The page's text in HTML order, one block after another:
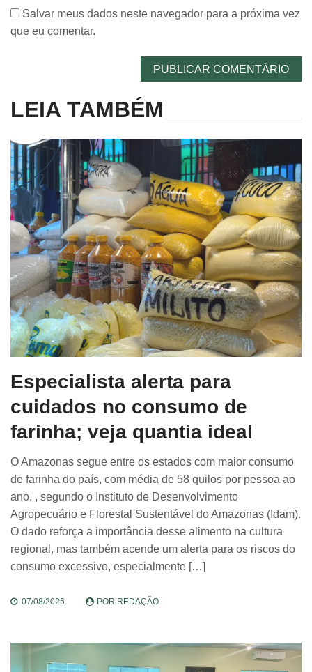
Salvar meus dados neste navegador para a próxima vez
que eu comentar.
LEIA TAMBÉM
Especialista alerta para
cuidados no consumo de
farinha; veja quantia ideal
O Amazonas segue entre os estados com maior consumo
de farinha do país, com média de 58 quilos por pessoa ao
ano, , segundo o Instituto de Desenvolvimento
Agropecuário e Florestal Sustentável do Amazonas (Idam).
O dado reforça a importância desse alimento na cultura
regional, mas também acende um alerta para os riscos do
consumo excessivo, especialmente […]
07/08/2026 POR REDAÇÃO